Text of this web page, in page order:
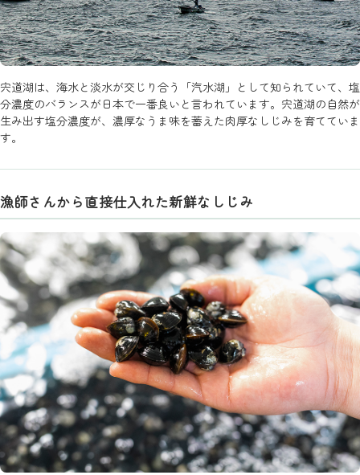
宍道湖は、海水と淡水が交じり合う「汽水湖」として知られていて、塩
分濃度のバランスが日本で一番良いと言われています。宍道湖の自然が
生み出す塩分濃度が、濃厚なうま味を蓄えた肉厚なしじみを育てていま
す。
漁師さんから直接仕入れた新鮮なしじみ